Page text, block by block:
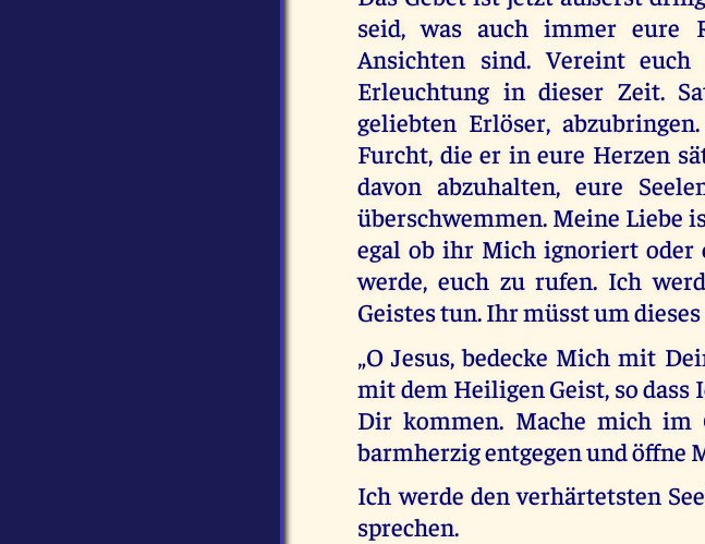
seid, was auch immer eure
Ansichten sind. Vereint
Erleuchtung in dieser Zeit.
geliebten Erlöser,
Furcht, die er in eure Herzen
davon abzuhalten, eure
überschwemmen. Meine Liebe
egal ob ihr Mich ignoriert
werde, euch zu rufen. Ich
Geistes tun. Ihr müsst um
„O Jesus, bedecke Mich mit
mit dem Heiligen Geist, so dass
Dir kommen. Mache mich im
barmherzig entgegen und öffne
Ich werde den verhärtetsten
sprechen.